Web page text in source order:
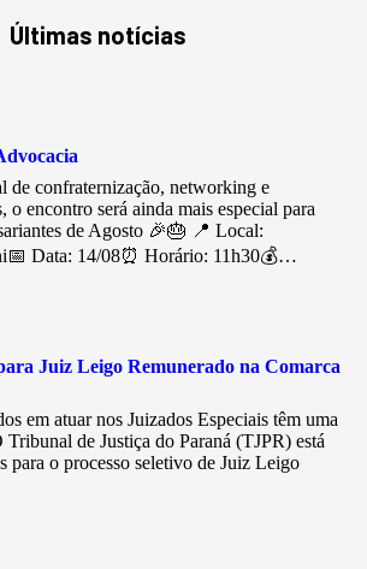
Últimas notícias
de confraternização, networking e
o encontro será ainda mais especial para
de Agosto 🎉🎂 📍 Local:
Data: 14/08⏰ Horário: 11h30💰…
Juiz Leigo Remunerado na Comarca
em atuar nos Juizados Especiais têm uma
de Justiça do Paraná (TJPR) está
para o processo seletivo de Juiz Leigo